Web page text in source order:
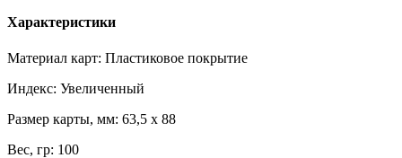
Характеристики
Материал карт: Пластиковое покрытие
Индекс: Увеличенный
Размер карты, мм: 63,5 x 88
Вес, гр: 100